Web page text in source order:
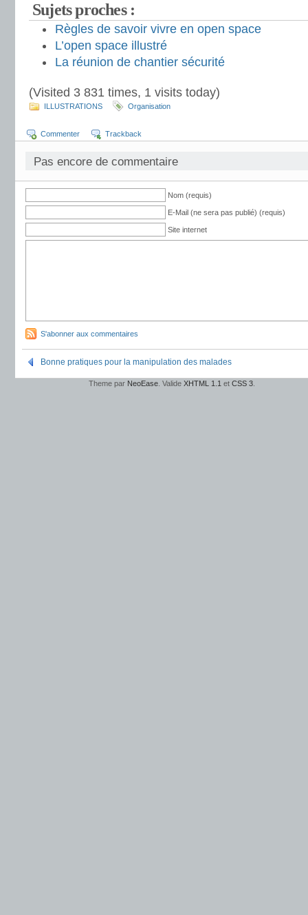
Sujets proches :
Règles de savoir vivre en open space
L’open space illustré
La réunion de chantier sécurité
(Visited 3 831 times, 1 visits today)
ILLUSTRATIONS Organisation
Commenter Trackback
Pas encore de commentaire
Nom (requis)
E-Mail (ne sera pas publié) (requis)
Site internet
S'abonner aux commentaires
Bonne pratiques pour la manipulation des malades
Theme par NeoEase . Valide XHTML 1.1 et CSS 3